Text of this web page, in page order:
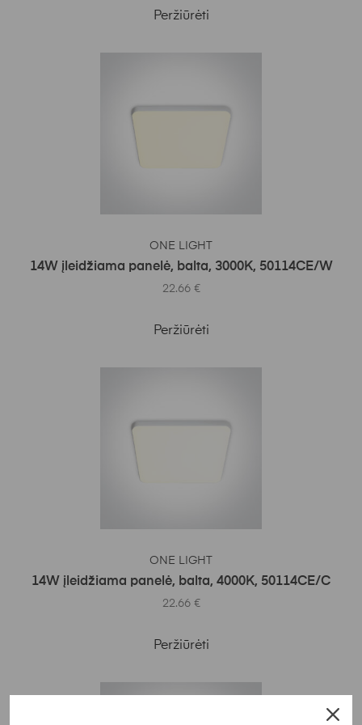
Peržiūrėti
ONE LIGHT
14W įleidžiama panelė, balta, 3000K, 50114CE/W
22.66 €
Peržiūrėti
ONE LIGHT
14W įleidžiama panelė, balta, 4000K, 50114CE/C
22.66 €
Peržiūrėti